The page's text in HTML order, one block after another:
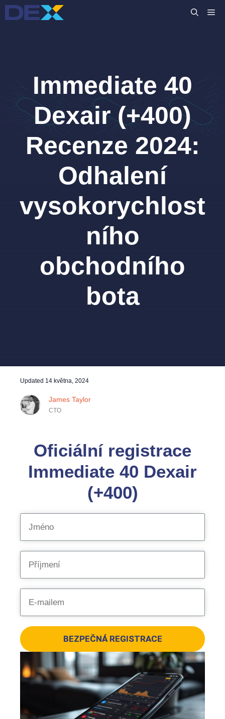
Přeskočit
na
Immediate 40
Dexair (+400)
Recenze 2024:
Odhalení
vysokorychlost
ního
obchodního
bota
Updated 14 května, 2024
James Taylor
CTO
Oficiální registrace
Immediate 40 Dexair
(+400)
BEZPEČNÁ REGISTRACE